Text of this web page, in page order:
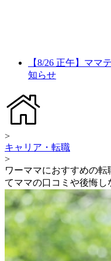
【8/26 正午】ママ
知らせ
>
キャリア・転職
>
ワーママにおすすめの
てママの口コミや後悔